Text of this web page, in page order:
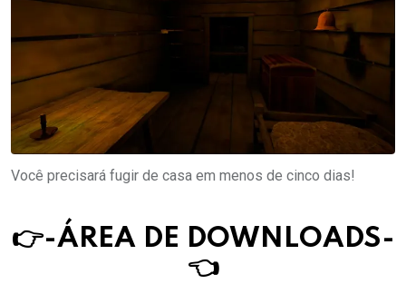
Você precisará fugir de casa em menos de cinco dias!
👉-ÁREA DE DOWNLOADS-
👈